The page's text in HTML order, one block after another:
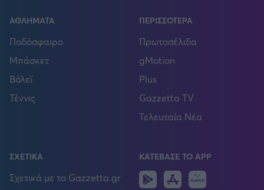
ΑΘΛΗΜΑΤΑ
Ποδόσφαιρο
Μπάσκετ
Βόλεϊ
Τέννις
ΠΕΡΙΣΣΟΤΕΡΑ
Πρωτοσέλιδα
gMotion
Plus
Gazzetta TV
Τελευταία Νέα
ΣΧΕΤΙΚΑ
Σχετικά με το Gazzetta.gr
ΚΑΤΕΒΑΣΕ ΤΟ APP
Android
IOS